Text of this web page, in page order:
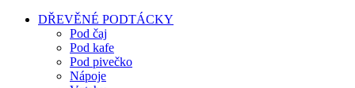
DŘEVĚNÉ PODTÁCKY
Pod čaj
Pod kafe
Pod pivečko
Nápoje